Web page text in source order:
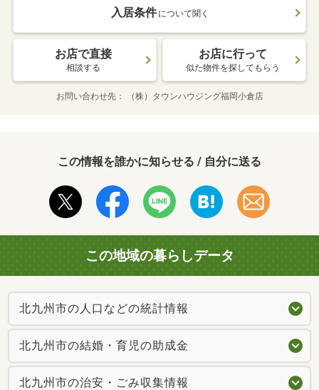
入居条件 について聞く
お店で直接
相談する
お店に行って
似た物件を探してもらう
お問い合わせ先 （株）タウンハウジング福岡小倉店
この情報を誰かに知らせる / 自分に送る
この地域の暮らしデータ
北九州市の人口などの統計情報
北九州市の結婚・育児の助成金
北九州市の治安・ごみ収集情報